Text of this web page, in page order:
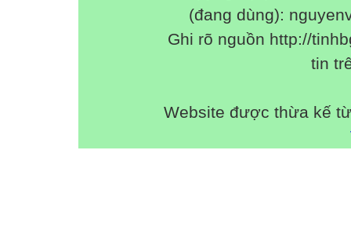
(đang dùng):
Ghi rõ nguồn http://
tin
Website được thừa kế